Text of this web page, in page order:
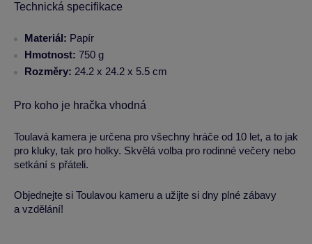
Technická specifikace
Materiál: Papír
Hmotnost: 750 g
Rozměry: 24.2 x 24.2 x 5.5 cm
Pro koho je hračka vhodná
Toulavá kamera je určena pro všechny hráče od 10 let, a to jak
pro kluky, tak pro holky. Skvělá volba pro rodinné večery nebo
setkání s přáteli.
Objednejte si Toulavou kameru a užijte si dny plné zábavy
a vzdělání!